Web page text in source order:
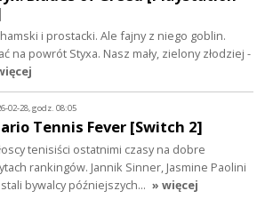
i prostacki. Ale fajny z niego goblin.
na powrót Styxa. Nasz mały, zielony złodziej -
02-28, godz. 08:05
Tennis Fever [Switch 2]
tenisiści ostatnimi czasy na dobre
rankingów. Jannik Sinner, Jasmine Paolini
bywalcy późniejszych… » więcej